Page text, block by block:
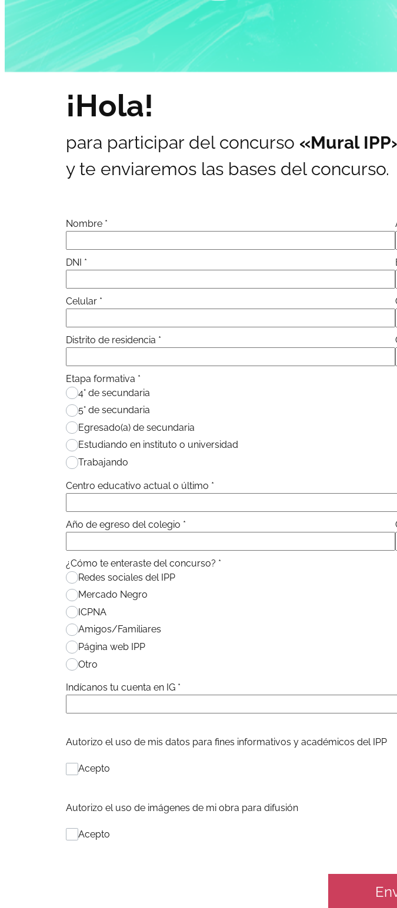
¡Hola!
para participar del concurso «Mural
y te enviaremos las bases del concurso.
Nombre *
DNI *
Celular *
Distrito de residencia *
Etapa formativa *
4° de secundaria
5° de secundaria
Egresado(a) de secundaria
Estudiando en instituto o universidad
Trabajando
Centro educativo actual o último *
Año de egreso del colegio *
¿Cómo te enteraste del concurso? *
Redes sociales del IPP
Mercado Negro
ICPNA
Amigos/Familiares
Página web IPP
Otro
Indícanos tu cuenta en IG *
Autorizo el uso de mis datos para fines informativos y académicos del IPP
Acepto
Autorizo el uso de imágenes de mi obra para difusión
Acepto